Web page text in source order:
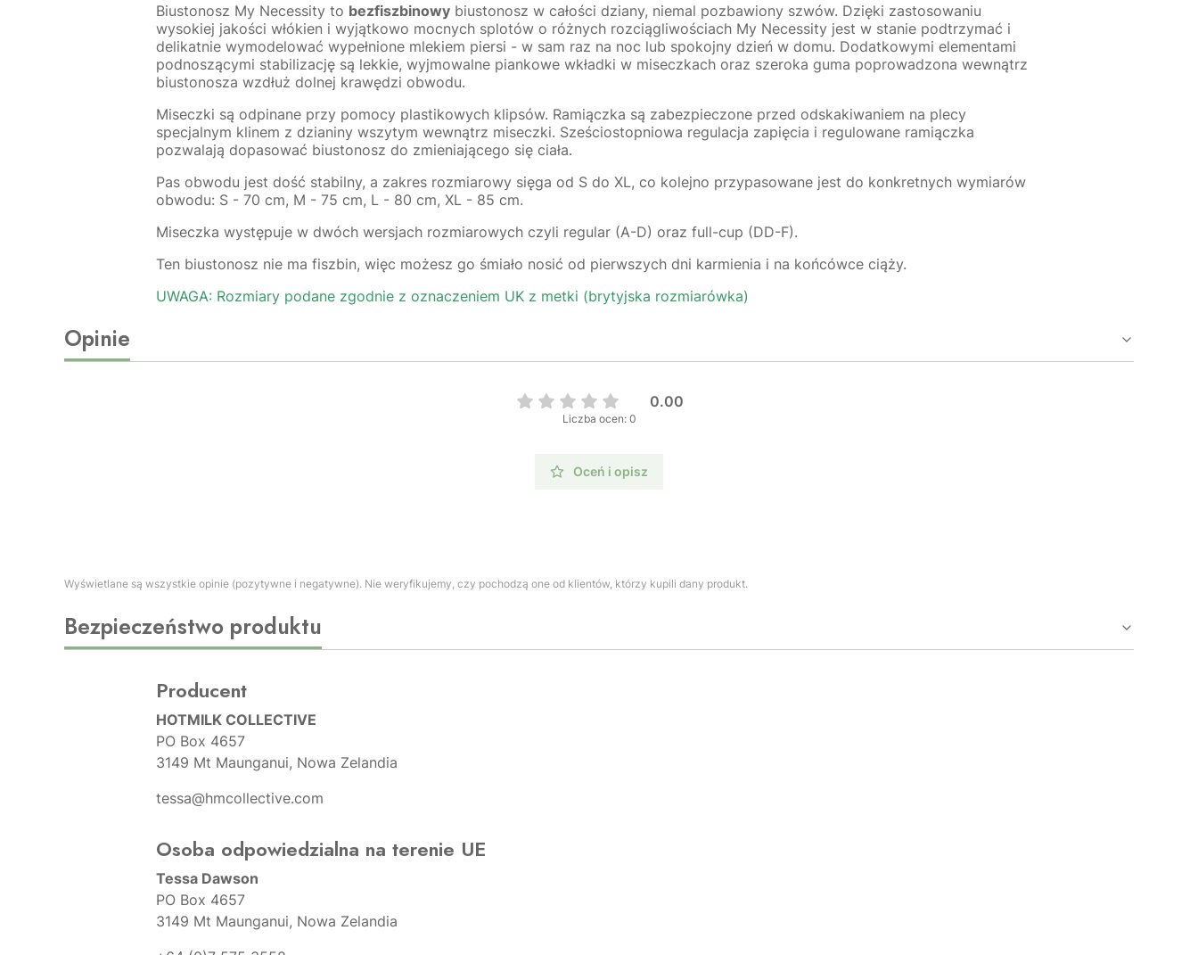
Biustonosz My Necessity to bezfiszbinowybiustonosz w całości dziany, niemal pozbawiony szwów. Dzięki zastosowaniu
wysokiej jakości włókien i wyjątkowo mocnych splotów o różnych rozciągliwościach My Necessity jest w stanie podtrzymać i
delikatnie wymodelować wypełnione mlekiem piersi - w sam raz na noc lub spokojny dzień w domu. Dodatkowymi elementami
podnoszącymi stabilizację są lekkie, wyjmowalne piankowe wkładki w miseczkach oraz szeroka guma poprowadzona wewnątrz
biustonosza wzdłuż dolnej krawędzi obwodu.
Miseczki są odpinane przy pomocy plastikowych klipsów. Ramiączka są zabezpieczone przed odskakiwaniem na plecy
specjalnym klinem z dzianiny wszytym wewnątrz miseczki. Sześciostopniowa regulacja zapięcia i regulowane ramiączka
pozwalają dopasować biustonosz do zmieniającego się ciała.
Pas obwodu jest dość stabilny, a zakres rozmiarowy sięga od S do XL, co kolejno przypasowane jest do konkretnych wymiarów
obwodu: S - 70 cm, M - 75 cm, L - 80 cm, XL - 85 cm.
Miseczka występuje w dwóch wersjach rozmiarowych czyli regular (A-D) oraz full-cup (DD-F).
Ten biustonosz nie ma fiszbin, więc możesz go śmiało nosić od pierwszych dni karmienia i na końcówce ciąży.
UWAGA: Rozmiary podane zgodnie z oznaczeniem UK z metki (brytyjska rozmiarówka)
Opinie
0.00
Liczba ocen: 0
Oceń i opisz
Wyświetlane są wszystkie opinie (pozytywne i negatywne). Nie weryfikujemy, czy pochodzą one od klientów, którzy kupili dany produkt.
Bezpieczeństwo produktu
Producent
HOTMILK COLLECTIVE
PO Box 4657
3149 Mt Maunganui, Nowa Zelandia
tessa@hmcollective.com
Osoba odpowiedzialna na terenie UE
Tessa Dawson
PO Box 4657
3149 Mt Maunganui, Nowa Zelandia